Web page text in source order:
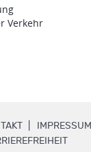
Verkehr
IMPRESSUM
.